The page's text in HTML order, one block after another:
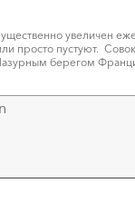
увеличен
просто пустуют.
берегом